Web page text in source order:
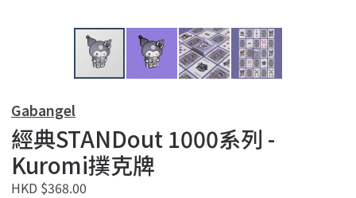
Gabangel
經典STANDout 1000系列 -
Kuromi撲克牌
HKD $368.00